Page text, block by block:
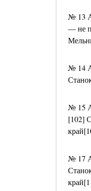
№ 13
— не
№ 14
№ 15
[102]
№ 17